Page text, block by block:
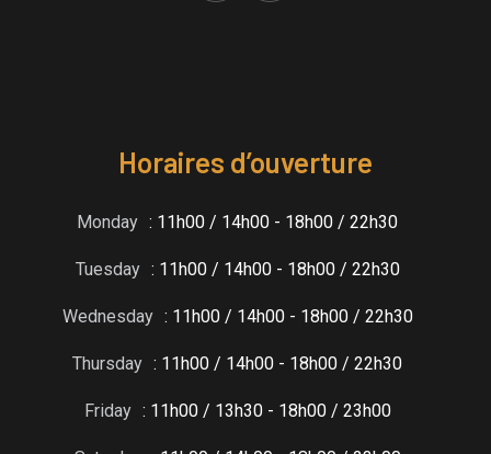
Horaires d’ouverture
Monday : 11h00 / 14h00 - 18h00 / 22h30
Tuesday : 11h00 / 14h00 - 18h00 / 22h30
Wednesday : 11h00 / 14h00 - 18h00 / 22h30
Thursday : 11h00 / 14h00 - 18h00 / 22h30
Friday : 11h00 / 13h30 - 18h00 / 23h00